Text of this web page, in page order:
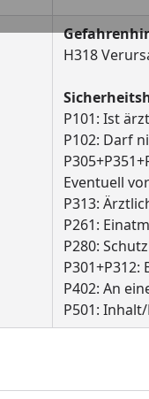
H318
P101: Ist
P102: Darf
Eventuell
P313:
P261:
P280:
P301+P312:
P402: An
P501: